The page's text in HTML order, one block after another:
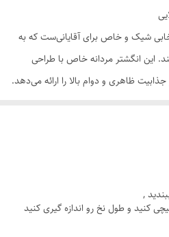
شیک و خاص برای آقایانی‌ست که به
انگشتر مردانه خاص با طراحی
ظاهری و دوام بالا را ارائه می‌دهد.
,
کنید و طول نخ رو اندازه گیری کنید